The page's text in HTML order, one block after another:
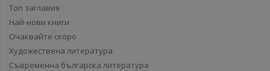
Топ заглавия
Най-нови книги
Очаквайте скоро
Художествена литература
Съвременна българска литература